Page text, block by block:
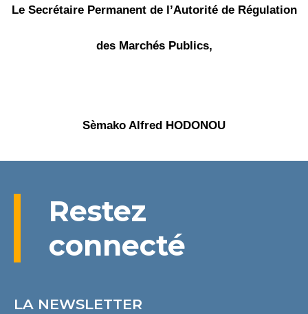
Le Secrétaire Permanent de l’Autorité de Régulation
des Marchés Publics,
Sèmako Alfred HODONOU
Restez
connecté
LA NEWSLETTER